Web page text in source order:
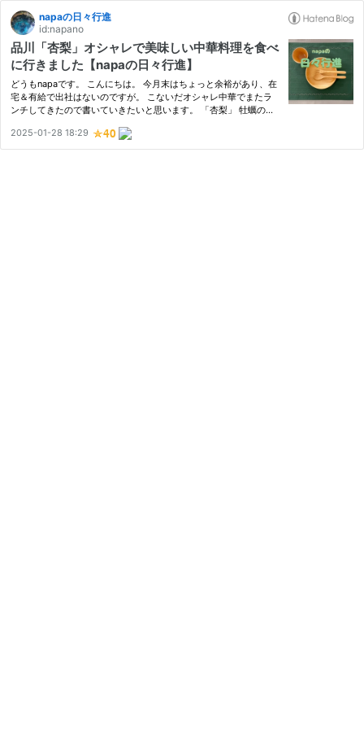
napaの日々行進
id:napano
品川「杏梨」オシャレで美味しい中華料理を食べ
に行きました【napaの日々行進】
どうもnapaです。 こんにちは。 今月末はちょっと余裕があり、在
宅＆有給で出社はないのですが。 こないだオシャレ中華でまたラ
ンチしてきたので書いていきたいと思います。 「杏梨」 牡蠣のフ
あんかけやきそば♡ を食べに来ました。 メニュー 今休止中の海
鮮…
2025-01-28 18:29